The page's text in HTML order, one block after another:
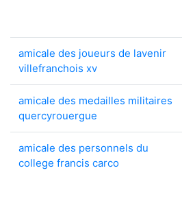
amicale des joueurs de lavenir
villefranchois xv
amicale des medailles militaires
quercyrouergue
amicale des personnels du
college francis carco